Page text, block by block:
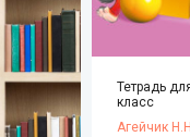
Тетрадь
класс
Агейчик